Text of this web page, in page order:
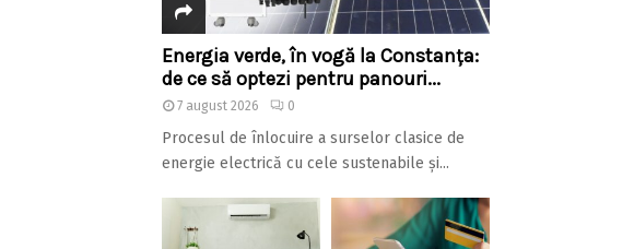
Energia verde, în vogă la Constanța:
de ce să optezi pentru panouri...
7 august 2026 0
Procesul de înlocuire a surselor clasice de
energie electrică cu cele sustenabile și...